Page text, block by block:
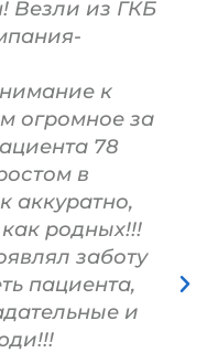
Везли из ГКБ
к
огромное за
78
в
аккуратно,
родных!!!
заботу
пациента,
и